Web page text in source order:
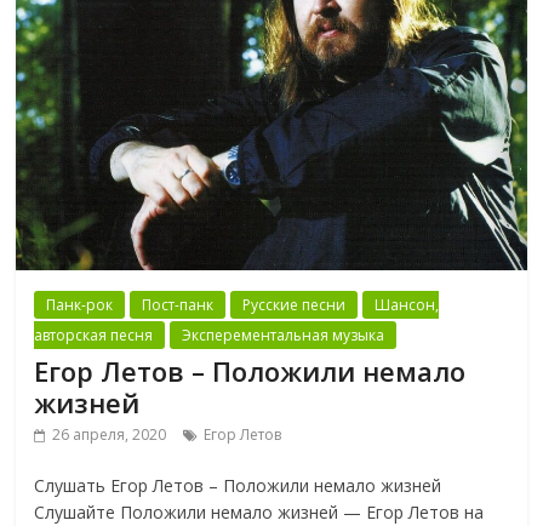
Панк-рок Пост-панк Русские песни
Шансон,
авторская песня
Эксперементальная музыка
Егор Летов – Положили немало
жизней
26 апреля, 2020 Егор Летов
Слушать Егор Летов – Положили немало жизней
Слушайте Положили немало жизней — Егор Летов на